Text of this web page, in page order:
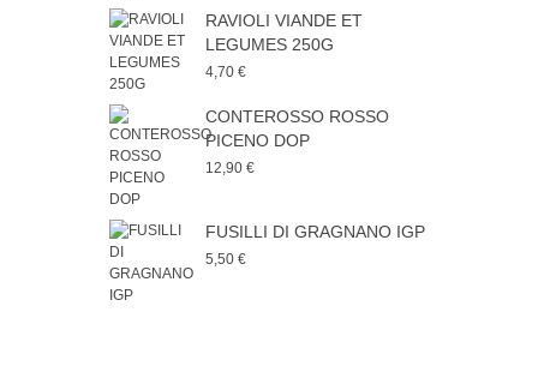
RAVIOLI VIANDE ET
LEGUMES 250G
4,70 €
CONTEROSSO ROSSO
PICENO DOP
12,90 €
FUSILLI DI GRAGNANO IGP
5,50 €